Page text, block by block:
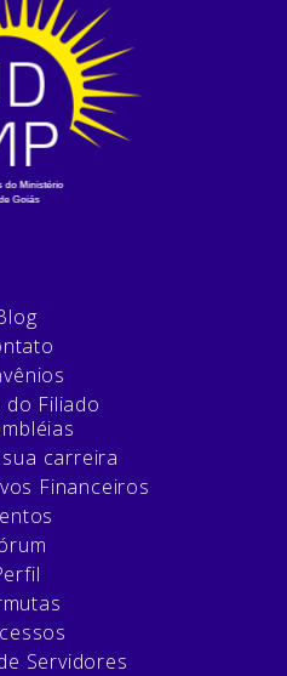
do Filiado
carreira
Financeiros
Servidores